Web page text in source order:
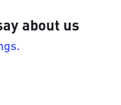
about us